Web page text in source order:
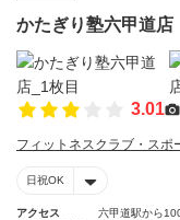
かたぎり塾六甲道店
3.01
フィットネスクラブ・スポ
日祝OK
アクセス
六甲道駅から